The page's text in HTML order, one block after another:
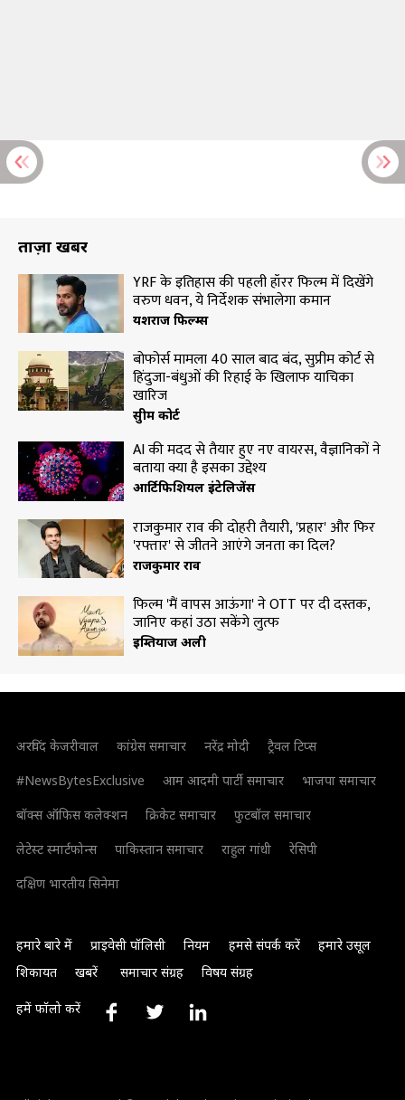
ताज़ा खबरें
YRF के इतिहास की पहली हॉरर फिल्म में दिखेंगे
वरुण धवन, ये निर्देशक संभालेगा कमान
यशराज फिल्म्स
बोफोर्स मामला 40 साल बाद बंद, सुप्रीम कोर्ट से
हिंदुजा-बंधुओं की रिहाई के खिलाफ याचिका
खारिज
सुप्रीम कोर्ट
AI की मदद से तैयार हुए नए वायरस, वैज्ञानिकों ने
बताया क्या है इसका उद्देश्य
आर्टिफिशियल इंटेलिजेंस
राजकुमार राव की दोहरी तैयारी, 'प्रहार' और फिर
'रफ्तार' से जीतने आएंगे जनता का दिल?
राजकुमार राव
फिल्म 'मैं वापस आऊंगा' ने OTT पर दी दस्तक,
जानिए कहां उठा सकेंगे लुत्फ
इम्तियाज अली
अरविंद केजरीवाल कांग्रेस समाचार नरेंद्र मोदी
ट्रैवल टिप्स
#NewsBytesExclusive
आम आदमी पार्टी समाचार
भाजपा समाचार
बॉक्स ऑफिस कलेक्शन
क्रिकेट समाचार
फुटबॉल समाचार
लेटेस्ट स्मार्टफोन्स
पाकिस्तान समाचार राहुल गांधी
रेसिपी
दक्षिण भारतीय सिनेमा
हमारे बारे में प्राइवेसी पॉलिसी नियम हमसे संपर्क करें
हमारे उसूल
शिकायत
खबरें समाचार संग्रह विषय संग्रह
हमें फॉलो करें